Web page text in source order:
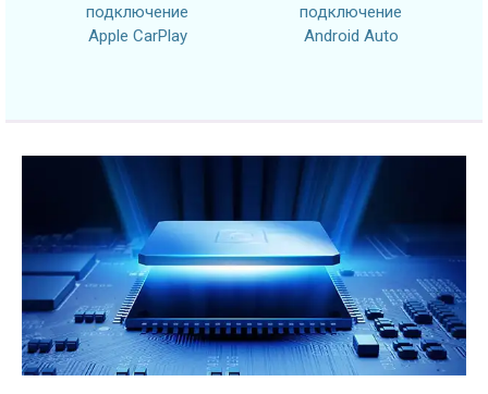
подключение
Apple CarPlay
подключение
Android Auto